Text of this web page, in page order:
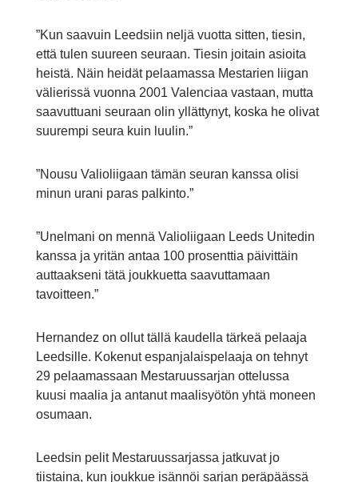
”Kun saavuin Leedsiin neljä vuotta sitten, tiesin,
että tulen suureen seuraan. Tiesin joitain asioita
heistä. Näin heidät pelaamassa Mestarien liigan
välierissä vuonna 2001 Valenciaa vastaan, mutta
saavuttuani seuraan olin yllättynyt, koska he olivat
suurempi seura kuin luulin.”
”Nousu Valioliigaan tämän seuran kanssa olisi
minun urani paras palkinto.”
”Unelmani on mennä Valioliigaan Leeds Unitedin
kanssa ja yritän antaa 100 prosenttia päivittäin
auttaakseni tätä joukkuetta saavuttamaan
tavoitteen.”
Hernandez on ollut tällä kaudella tärkeä pelaaja
Leedsille. Kokenut espanjalaispelaaja on tehnyt
29 pelaamassaan Mestaruussarjan ottelussa
kuusi maalia ja antanut maalisyötön yhtä moneen
osumaan.
Leedsin pelit Mestaruussarjassa jatkuvat jo
tiistaina, kun joukkue isännöi sarjan peräpäässä